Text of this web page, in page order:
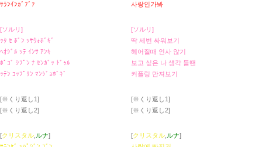
ｻﾗﾝｲﾝｶﾞﾌﾞｧ
[ソルリ]
ｯﾀ ｾ ﾎﾞﾝ ｯｻｳｫﾎﾞｷﾞ
ﾍｵｼﾞﾙ ｯﾃ ｲﾝｻ ｱﾝｷ
ﾎﾟｺﾞ ｼﾌﾟﾝ ﾅ ｾﾝｶﾞｯ ﾄﾞｩﾙ
ｯﾃﾝ ｺｯﾌﾟﾘﾝ ﾏﾝｼﾞｮﾎﾞｷﾞ
[※くり返し1]
[※くり返し2]
[クリスタル ルナ]
사랑인가봐
[ソルリ]
딱 세번 싸워보기
헤어질때 인사 않기
보고 싶은 나 생각 들땐
커플링 만져보기
[※くり返し1]
[※くり返し2]
[クリスタル ルナ]